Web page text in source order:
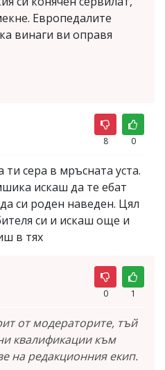
Европедалите
винаги ви оправя
8 0
сера в мръсната уста.
искаш да те ебат
си роден наведен. Цял
си и искаш още и
в тях
0 1
от модераторите, тъй
квалификации към
на редакционния екип.